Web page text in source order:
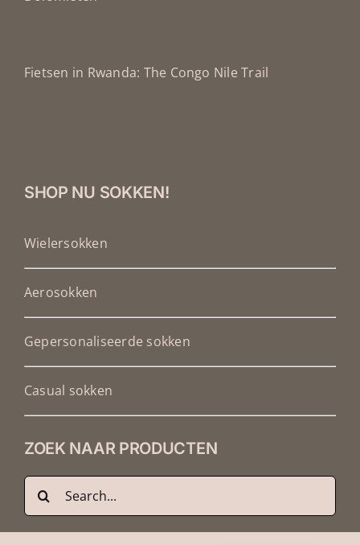
Fietsen in Rwanda: The Congo Nile Trail
SHOP NU SOKKEN!
Wielersokken
Aerosokken
Gepersonaliseerde sokken
Casual sokken
ZOEK NAAR PRODUCTEN
Zoeken
naar:
Deutsch